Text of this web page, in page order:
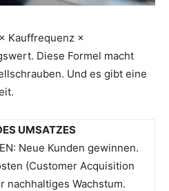
Kauffrequenz ×
Diese Formel macht
Und es gibt eine
UMSATZES
Neue Kunden gewinnen.
(Customer Acquisition
nachhaltiges Wachstum.